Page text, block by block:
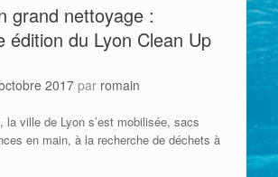
grand nettoyage :
édition du Lyon Clean Up
2017 par romain
la ville de Lyon s’est mobilisée, sacs
en main, à la recherche de déchets à